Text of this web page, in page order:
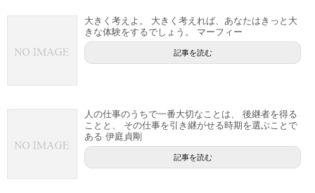
大きく考えよ。 大きく考えれば、あなたはきっと大
きな体験をするでしょう。 マーフィー
記事を読む
人の仕事のうちで一番大切なことは、 後継者を得る
ことと、 その仕事を引き継がせる時期を選ぶことで
ある 伊庭貞剛
記事を読む